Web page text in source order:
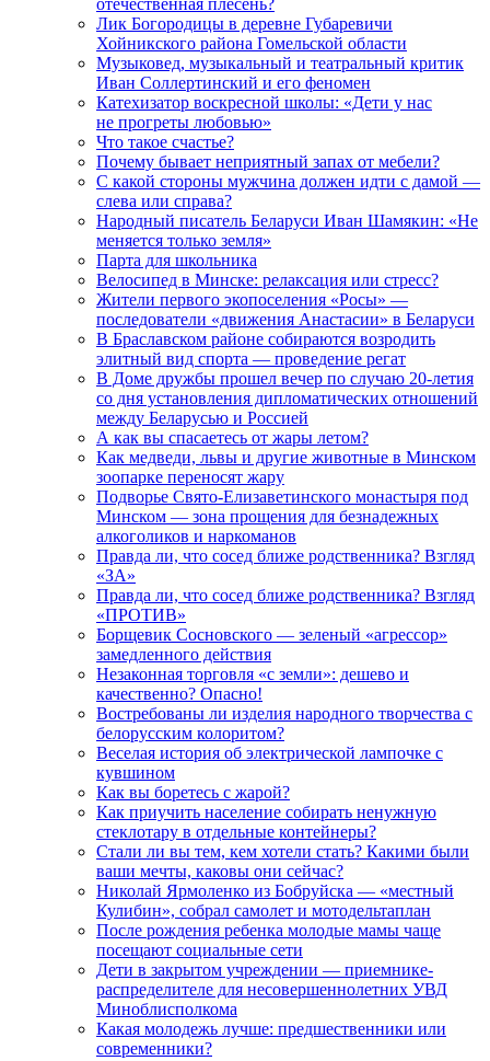
отечественная плесень?
Лик Богородицы в деревне Губаревичи
Хойникского района Гомельской области
Музыковед, музыкальный и театральный критик
Иван Соллертинский и его феномен
Катехизатор воскресной школы: «Дети у нас
не прогреты любовью»
Что такое счастье?
Почему бывает неприятный запах от мебели?
С какой стороны мужчина должен идти с дамой —
слева или справа?
Народный писатель Беларуси Иван Шамякин: «Не
меняется только земля»
Парта для школьника
Велосипед в Минске: релаксация или стресс?
Жители первого экопоселения «Росы» —
последователи «движения Анастасии» в Беларуси
В Браславском районе собираются возродить
элитный вид спорта — проведение регат
В Доме дружбы прошел вечер по случаю 20-летия
со дня установления дипломатических отношений
между Беларусью и Россией
А как вы спасаетесь от жары летом?
Как медведи, львы и другие животные в Минском
зоопарке переносят жару
Подворье Свято-Елизаветинского монастыря под
Минском — зона прощения для безнадежных
алкоголиков и наркоманов
Правда ли, что сосед ближе родственника? Взгляд
«ЗА»
Правда ли, что сосед ближе родственника? Взгляд
«ПРОТИВ»
Борщевик Сосновского — зеленый «агрессор»
замедленного действия
Незаконная торговля «с земли»: дешево и
качественно? Опасно!
Востребованы ли изделия народного творчества с
белорусским колоритом?
Веселая история об электрической лампочке с
кувшином
Как вы боретесь с жарой?
Как приучить население собирать ненужную
стеклотару в отдельные контейнеры?
Стали ли вы тем, кем хотели стать? Какими были
ваши мечты, каковы они сейчас?
Николай Ярмоленко из Бобруйска — «местный
Кулибин», собрал самолет и мотодельтаплан
После рождения ребенка молодые мамы чаще
посещают социальные сети
Дети в закрытом учреждении — приемнике-
распределителе для несовершеннолетних УВД
Миноблисполкома
Какая молодежь лучше: предшественники или
современники?